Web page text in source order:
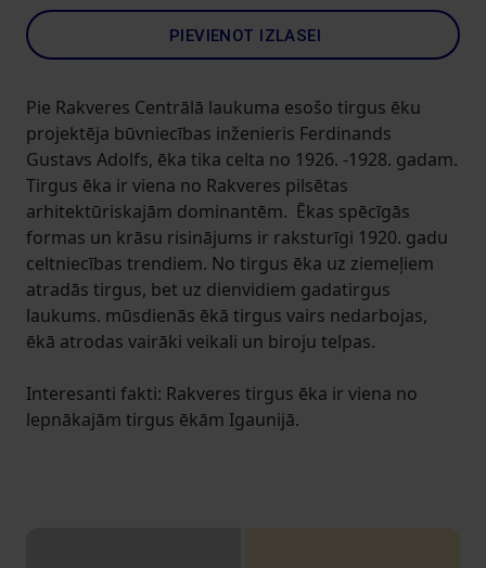
PIEVIENOT IZLASEI
Pie Rakveres Centrālā laukuma esošo tirgus ēku
projektēja būvniecības inženieris Ferdinands
Gustavs Adolfs, ēka tika celta no 1926. -1928. gadam.
Tirgus ēka ir viena no Rakveres pilsētas
arhitektūriskajām dominantēm. Ēkas spēcīgās
formas un krāsu risinājums ir raksturīgi 1920. gadu
celtniecības trendiem. No tirgus ēka uz ziemeļiem
atradās tirgus, bet uz dienvidiem gadatirgus
laukums. mūsdienās ēkā tirgus vairs nedarbojas,
ēkā atrodas vairāki veikali un biroju telpas.
Interesanti fakti: Rakveres tirgus ēka ir viena no
lepnākajām tirgus ēkām Igaunijā.